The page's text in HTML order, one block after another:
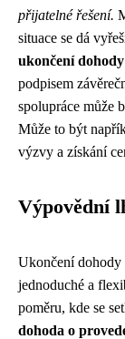
přijatelné řešení.
situace se dá
ukončení
podpisem
spolupráce může
Může to být
výzvy a získání
Výpovědní
Ukončení dohody
jednoduché a
poměru, kde se
dohoda o